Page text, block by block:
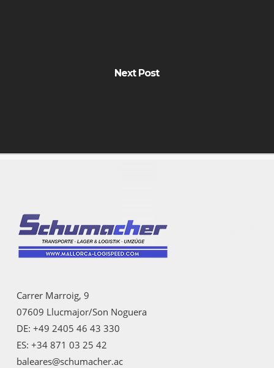
Next Post
Carrer Marroig, 9
07609 Llucmajor/Son Noguera
DE: +49 2405 46 43 330
ES: +34 871 03 25 42
baleares@schumacher.ac